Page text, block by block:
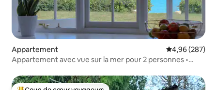
Appartement Évaluation
4,96 (287)
Appartement avec vue sur la mer pour 2 personnes •